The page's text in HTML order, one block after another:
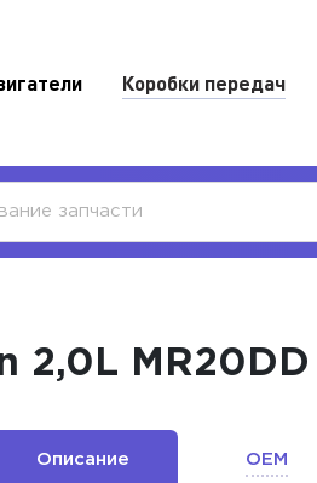
Коробки передач
2,0L MR20DD
Описание OEM